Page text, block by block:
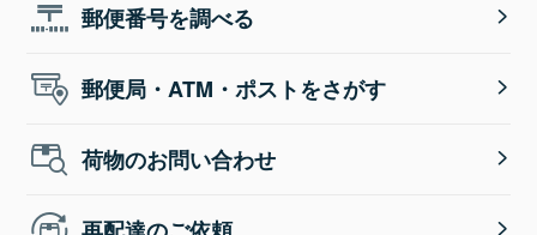
郵便番号を調べる
郵便局・ATM・ポストをさがす
荷物のお問い合わせ